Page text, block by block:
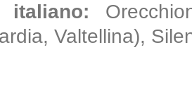
italiano:
Valtellina),